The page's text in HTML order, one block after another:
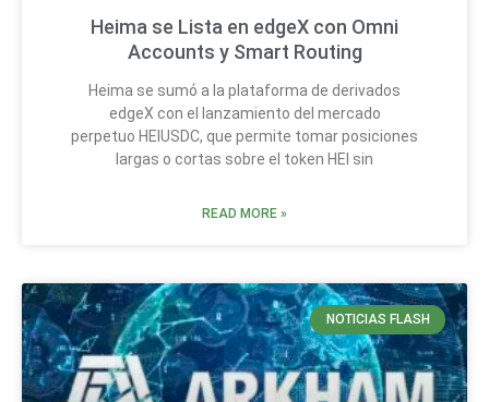
Heima se Lista en edgeX con Omni
Accounts y Smart Routing
Heima se sumó a la plataforma de derivados
edgeX con el lanzamiento del mercado
perpetuo HEIUSDC, que permite tomar posiciones
largas o cortas sobre el token HEI sin
READ MORE »
NOTICIAS FLASH